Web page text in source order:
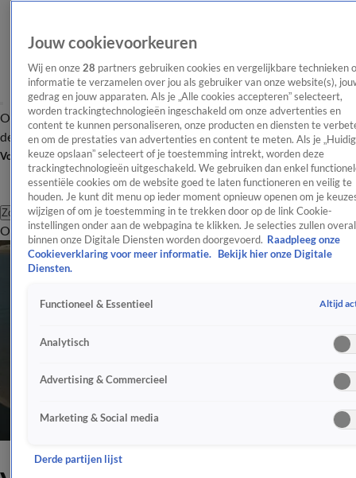
OverzichtAfleveringen Entertainment TV Algemeen
Tip
de redactieNieuwsbrief
Volg Shownieuws
Zoeken
OverzichtEntertainmentSpraakmakendRealityCrimeVideo's
Jouw cookievoorkeuren
Wij en onze 28 partners gebruiken cookies en vergelijkbare technieken
informatie te verzamelen over jou als gebruiker van onze website(s),
gedrag en jouw apparaten. Als je „Alle cookies accepteren” selecteert,
worden trackingtechnologieën ingeschakeld om onze advertenties en
content te kunnen personaliseren, onze producten en diensten te
en om de prestaties van advertenties en content te meten. Als je
keuze opslaan” selecteert of je toestemming intrekt, worden deze
trackingtechnologieën uitgeschakeld. We gebruiken dan enkel
essentiële cookies om de website goed te laten functioneren en veilig te
houden. Je kunt dit menu op ieder moment opnieuw openen om je
wijzigen of om je toestemming in te trekken door op de link Cookie-
instellingen onder aan de webpagina te klikken. Je selecties zullen overal
binnen onze Digitale Diensten worden doorgevoerd. Raadpleeg onze
Cookieverklaring voor meer informatie.
Bekijk hier onze Digitale
Diensten.
Functioneel & Essentieel Altijd
Analytisch
Advertising & Commercieel
Marketing & Social media
Derde partijen lijst